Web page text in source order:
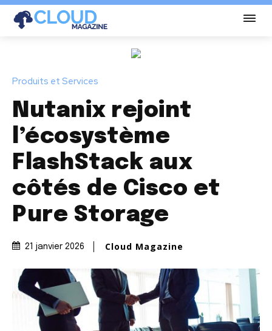
Produits et Services
Nutanix rejoint
l’écosystème
FlashStack aux
côtés de Cisco et
Pure Storage
21 janvier 2026 Cloud Magazine